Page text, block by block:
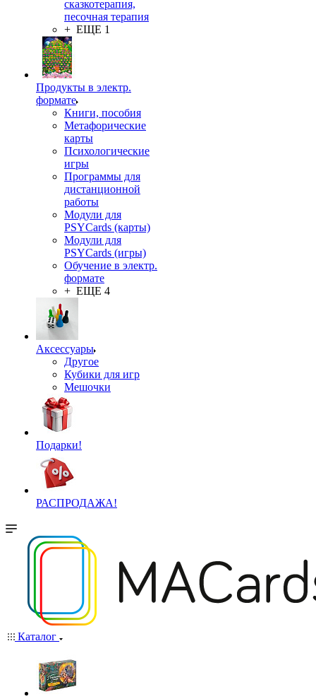
сказкотерапия,
песочная терапия
+ ЕЩЕ 1
Продукты в электр.
формате
Книги, пособия
Метафорические
карты
Психологические
игры
Программы для
дистанционной
работы
Модули для
PSYCards (карты)
Модули для
PSYCards (игры)
Обучение в электр.
формате
+ ЕЩЕ 4
Аксессуары
Другое
Кубики для игр
Мешочки
Подарки!
РАСПРОДАЖА!
Каталог